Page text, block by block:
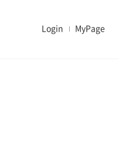
Login MyPage